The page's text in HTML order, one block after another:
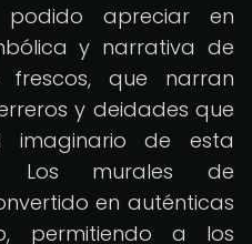
podido apreciar en
y narrativa de
frescos, que narran
y deidades que
de esta
Los murales de
en auténticas
permitiendo a los